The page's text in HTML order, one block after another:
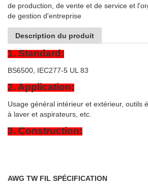
de production, de vente et de service et
de gestion d'entreprise
Description du produit
1. Standard:
BS6500, IEC277-5 UL 83
2. Application:
Usage général intérieur et extérieur, outils
à laver et aspirateurs, etc.
3. Construction:
AWG TW FIL SPÉCIFICATION